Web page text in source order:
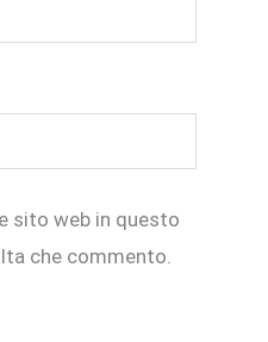
sito web in questo
che commento.